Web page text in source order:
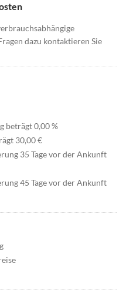
dazu kontaktieren Sie
beträgt 0,00 %
30,00 €
35 Tage vor der Ankunft
45 Tage vor der Ankunft